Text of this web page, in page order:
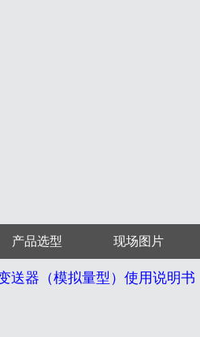
产品选型 现场图片
送器（模拟量型）使用说明书